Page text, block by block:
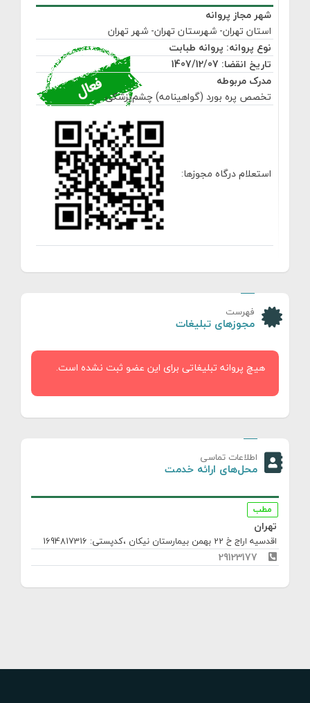
شهر مجاز پروانه
استان تهران- شهرستان تهران- شهر تهران
نوع پروانه: پروانه طبابت
تاریخ انقضا: 1407/12/07
مدرک مربوطه
تخصص پره بورد (گواهینامه) چشم‌پزشکی
استعلام درگاه مجوزها:
فهرست
مجوزهای تبلیغات
هیچ پروانه تبلیغاتی برای این عضو ثبت نشده است.
اطلاعات تماسی
محل‌های ارائه خدمت
مطب
تهران
اقدسیه اراج خ 22 بهمن بیمارستان نیکان ،کدپستی: 1694817316
29123177